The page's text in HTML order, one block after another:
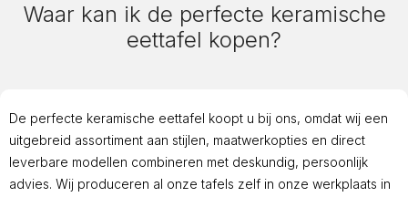
Waar kan ik de perfecte keramische
eettafel kopen?
De perfecte keramische eettafel koopt u bij ons, omdat wij een
uitgebreid assortiment aan stijlen, maatwerkopties en direct
leverbare modellen combineren met deskundig, persoonlijk
advies. Wij produceren al onze tafels zelf in onze werkplaats in